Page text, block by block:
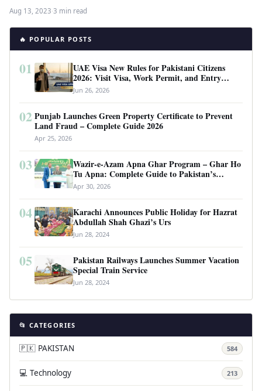
Aug 13, 2023·3 min read
🔥 POPULAR POSTS
01
UAE Visa New Rules for Pakistani Citizens
2026: Visit Visa, Work Permit, and Entry
Requirements
Jun 26, 2026
02 Punjab Launches Green Property Certificate to Prevent
Land Fraud – Complete Guide 2026
Apr 25, 2026
03
Wazir-e-Azam Apna Ghar Program – Ghar Ho
Tu Apna: Complete Guide to Pakistan’s
Revolutionary Housing Scheme
Apr 30, 2026
04
Karachi Announces Public Holiday for Hazrat
Abdullah Shah Ghazi’s Urs
Jun 28, 2024
05
Pakistan Railways Launches Summer Vacation
Special Train Service
Jun 28, 2024
📂 CATEGORIES
🇵🇰 PAKISTAN 584
💻 Technology 213